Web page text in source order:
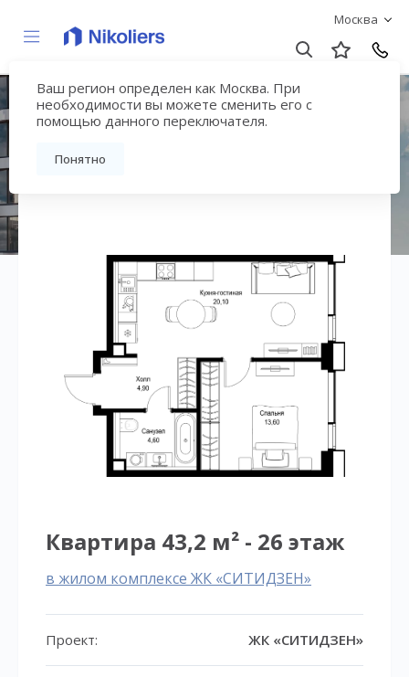
Москва
Ваш регион определен как Москва. При
необходимости вы можете сменить его с
помощью данного переключателя.
Понятно
ЖК «СИТИДЗЕН»
Вернуться на страницу жилого комплекса
Квартира 43,2 м² - 26 этаж
в жилом комплексе ЖК «СИТИДЗЕН»
Проект: ЖК «СИТИДЗЕН»